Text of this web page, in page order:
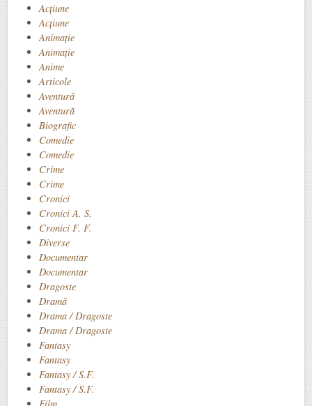
Acţiune
Acțiune
Animaţie
Animație
Anime
Articole
Aventură
Aventură
Biografic
Comedie
Comedie
Crime
Crime
Cronici
Cronici A. S.
Cronici F. F.
Diverse
Documentar
Documentar
Dragoste
Dramă
Drama / Dragoste
Drama / Dragoste
Fantasy
Fantasy
Fantasy / S.F.
Fantasy / S.F.